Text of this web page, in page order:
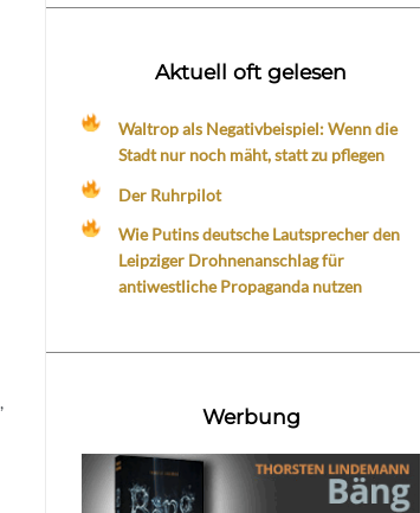
Aktuell oft gelesen
Waltrop als Negativbeispiel: Wenn die
Stadt nur noch mäht, statt zu pflegen
Der Ruhrpilot
Wie Putins deutsche Lautsprecher den
Leipziger Drohnenanschlag für
antiwestliche Propaganda nutzen
Werbung